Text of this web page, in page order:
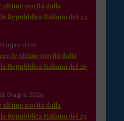
ultime novità dalla
Repubblica Italiana del 3 e
Luglio 2026
le ultime novità dalla
Repubblica Italiana del 26
Giugno 2026
ultime novità dalla
Repubblica Italiana del 23